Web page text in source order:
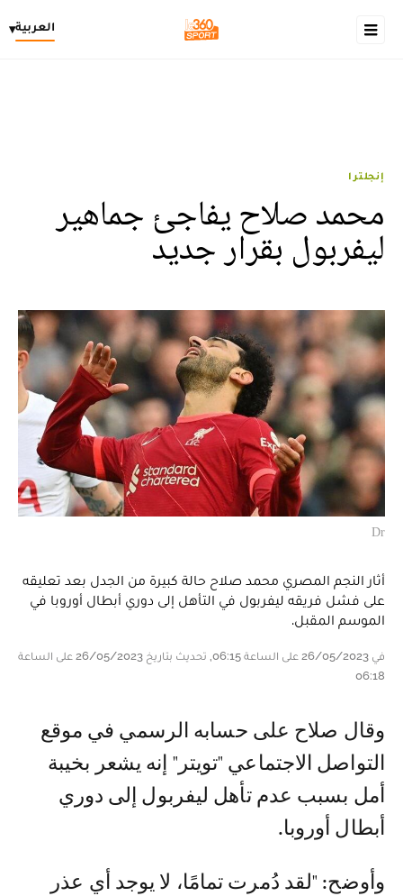
العربية▾
إنجلترا
محمد صلاح يفاجئ جماهير
ليفربول بقرار جديد
Dr
أثار النجم المصري محمد صلاح حالة كبيرة من الجدل بعد تعليقه
على فشل فريقه ليفربول في التأهل إلى دوري أبطال أوروبا في
الموسم المقبل.
في 26/05/2023 على الساعة 06:15, تحديث بتاريخ 26/05/2023 على الساعة
06:18
وقال صلاح على حسابه الرسمي في موقع
التواصل الاجتماعي "تويتر" إنه يشعر بخيبة
أمل بسبب عدم تأهل ليفربول إلى دوري
أبطال أوروبا.
وأوضح: "لقد دُمرت تمامًا، لا يوجد أي عذر